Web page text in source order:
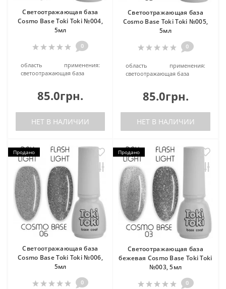
Cветоотражающая база
Cosmo Base Toki Toki №004,
5мл
0
область применения:
светоотражающая база
85.0грн.
НЕТ В НАЛИЧИИ
Cветоотражающая база
Cosmo Base Toki Toki №005,
5мл
0
область применения:
светоотражающая база
85.0грн.
НЕТ В НАЛИЧИИ
Продано
Cветоотражающая база
Cosmo Base Toki Toki №006,
5мл
0
Продано
Cветоотражающая база
бежевая Cosmo Base Toki Toki
№003, 5мл
0